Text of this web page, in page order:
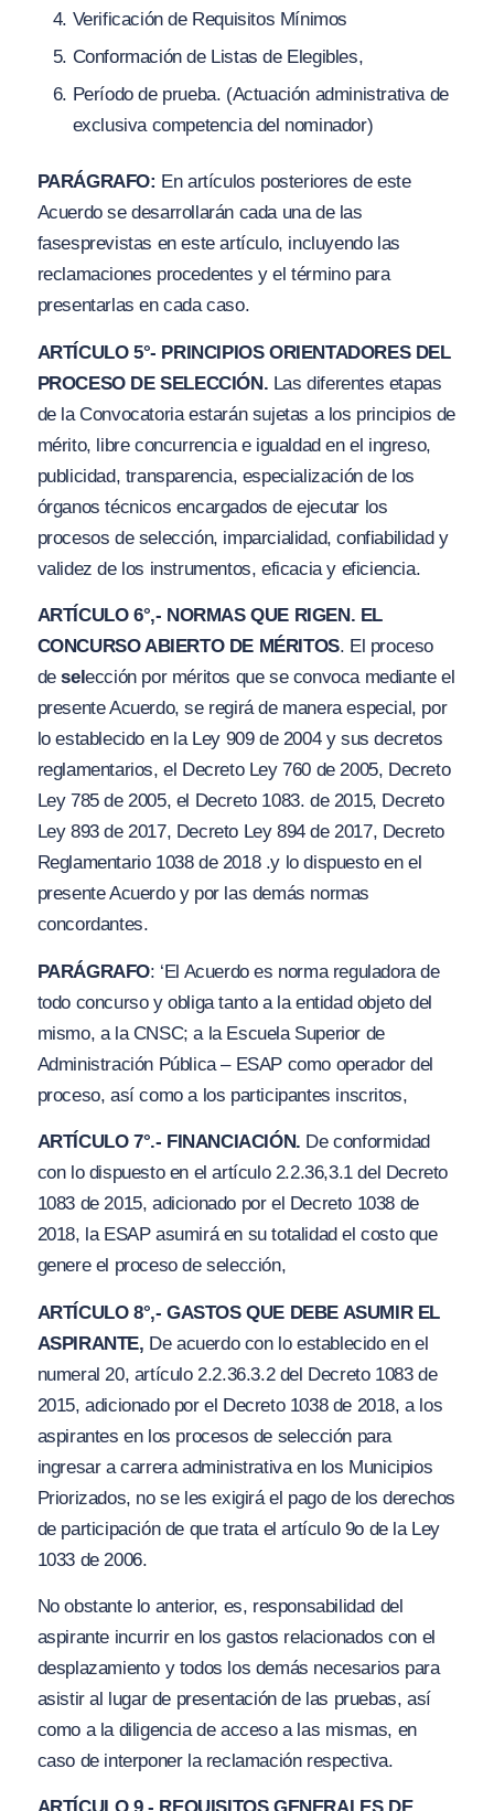
Verificación de Requisitos Mínimos
Conformación de Listas de Elegibles,
Período de prueba. (Actuación administrativa de
exclusiva competencia del nominador)
PARÁGRAFO: En artículos posteriores de este
Acuerdo se desarrollarán cada una de las
fasesprevistas en este artículo, incluyendo las
reclamaciones procedentes y el término para
presentarlas en cada caso.
ARTÍCULO 5°- PRINCIPIOS ORIENTADORES DEL
PROCESO DE SELECCIÓN. Las diferentes etapas
de la Convocatoria estarán sujetas a los principios de
mérito, libre concurrencia e igualdad en el ingreso,
publicidad, transparencia, especialización de los
órganos técnicos encargados de ejecutar los
procesos de selección, imparcialidad, confiabilidad y
validez de los instrumentos, eficacia y eficiencia.
ARTÍCULO 6°,- NORMAS QUE RIGEN. EL
CONCURSO ABIERTO DE MÉRITOS. El proceso
deselección por méritos que se convoca mediante el
presente Acuerdo, se regirá de manera especial, por
lo establecido en la Ley 909 de 2004 y sus decretos
reglamentarios, el Decreto Ley 760 de 2005, Decreto
Ley 785 de 2005, el Decreto 1083. de 2015, Decreto
Ley 893 de 2017, Decreto Ley 894 de 2017, Decreto
Reglamentario 1038 de 2018 .y lo dispuesto en el
presente Acuerdo y por las demás normas
concordantes.
PARÁGRAFO: ‘El Acuerdo es norma reguladora de
todo concurso y obliga tanto a la entidad objeto del
mismo, a la CNSC; a la Escuela Superior de
Administración Pública – ESAP como operador del
proceso, así como a los participantes inscritos,
ARTÍCULO 7°.- FINANCIACIÓN. De conformidad
con lo dispuesto en el artículo 2.2.36,3.1 del Decreto
1083 de 2015, adicionado por el Decreto 1038 de
2018, la ESAP asumirá en su totalidad el costo que
genere el proceso de selección,
ARTÍCULO 8°,- GASTOS QUE DEBE ASUMIR EL
ASPIRANTE, De acuerdo con lo establecido en el
numeral 20, artículo 2.2.36.3.2 del Decreto 1083 de
2015, adicionado por el Decreto 1038 de 2018, a los
aspirantes en los procesos de selección para
ingresar a carrera administrativa en los Municipios
Priorizados, no se les exigirá el pago de los derechos
de participación de que trata el artículo 9o de la Ley
1033 de 2006.
No obstante lo anterior, es, responsabilidad del
aspirante incurrir en los gastos relacionados con el
desplazamiento y todos los demás necesarios para
asistir al lugar de presentación de las pruebas, así
como a la diligencia de acceso a las mismas, en
caso de interponer la reclamación respectiva.